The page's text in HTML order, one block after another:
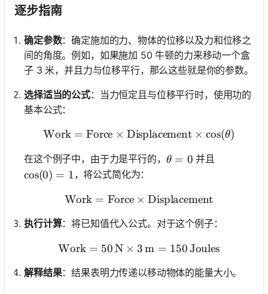
逐步指南
确定参数：确定施加的力、物体的位移以及力和位移之
间的角度。例如，如果施加 50 牛顿的力来移动一个盒
子 3 米，并且力与位移平行，那么这些就是你的参数。
选择适当的公式：当力恒定且与位移平行时，使用功的
基本公式：
\text{Work} =
Work = Force × Displacement × cos(θ)
在这个例子中，由于力是平行的， \theta = 0
θ = 0 并且
\cos(0) = 1
cos(0) = 1 ，将公式简化为：
\text{Work} =
Work = Force × Displacement
执行计算：将已知值代入公式。对于这个例子：
\text{Work} = 50 \,
Work = 50N × 3 m = 150Joules
解释结果：结果表明力传递以移动物体的能量大小。